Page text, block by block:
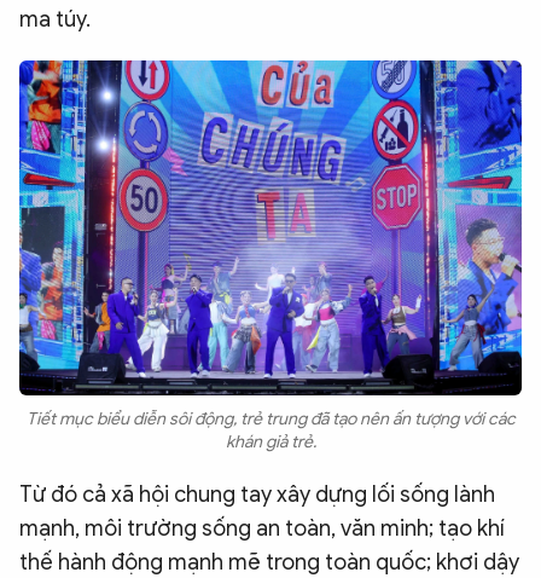
ma túy.
Tiết mục biểu diễn sôi động, trẻ trung đã tạo nên ấn tượng với các
khán giả trẻ.
Từ đó cả xã hội chung tay xây dựng lối sống lành
mạnh, môi trường sống an toàn, văn minh; tạo khí
thế hành động mạnh mẽ trong toàn quốc; khơi dậy